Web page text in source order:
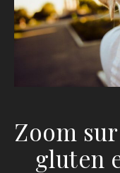
Zoom
gluten